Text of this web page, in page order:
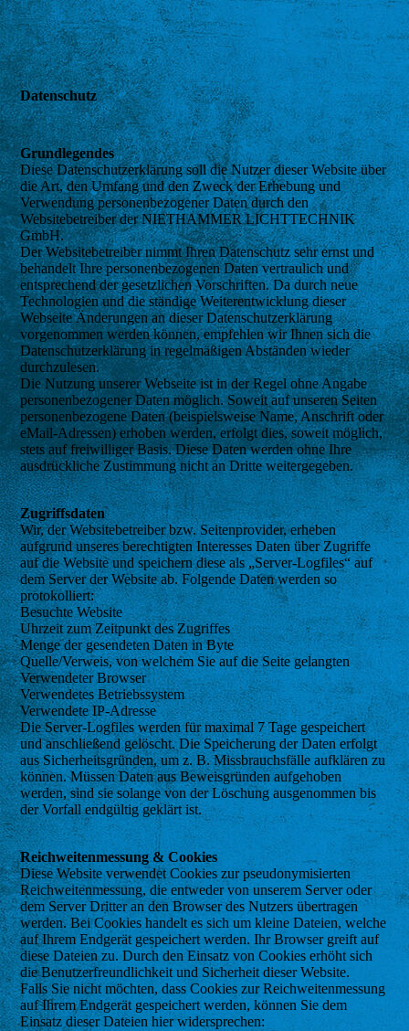
Datenschutz
Grundlegendes
Diese Datenschutzerklärung soll die Nutzer dieser Website über
die Art, den Umfang und den Zweck der Erhebung und
Verwendung personenbezogener Daten durch den
Websitebetreiber der NIETHAMMER LICHTTECHNIK
GmbH.
Der Websitebetreiber nimmt Ihren Datenschutz sehr ernst und
behandelt Ihre personenbezogenen Daten vertraulich und
entsprechend der gesetzlichen Vorschriften. Da durch neue
Technologien und die ständige Weiterentwicklung dieser
Webseite Änderungen an dieser Datenschutzerklärung
vorgenommen werden können, empfehlen wir Ihnen sich die
Datenschutzerklärung in regelmäßigen Abständen wieder
durchzulesen.
Die Nutzung unserer Webseite ist in der Regel ohne Angabe
personenbezogener Daten möglich. Soweit auf unseren Seiten
personenbezogene Daten (beispielsweise Name, Anschrift oder
eMail-Adressen) erhoben werden, erfolgt dies, soweit möglich,
stets auf freiwilliger Basis. Diese Daten werden ohne Ihre
ausdrückliche Zustimmung nicht an Dritte weitergegeben.
Zugriffsdaten
Wir, der Websitebetreiber bzw. Seitenprovider, erheben
aufgrund unseres berechtigten Interesses Daten über Zugriffe
auf die Website und speichern diese als „Server-Logfiles“ auf
dem Server der Website ab. Folgende Daten werden so
protokolliert:
Besuchte Website
Uhrzeit zum Zeitpunkt des Zugriffes
Menge der gesendeten Daten in Byte
Quelle/Verweis, von welchem Sie auf die Seite gelangten
Verwendeter Browser
Verwendetes Betriebssystem
Verwendete IP-Adresse
Die Server-Logfiles werden für maximal 7 Tage gespeichert
und anschließend gelöscht. Die Speicherung der Daten erfolgt
aus Sicherheitsgründen, um z. B. Missbrauchsfälle aufklären zu
können. Müssen Daten aus Beweisgründen aufgehoben
werden, sind sie solange von der Löschung ausgenommen bis
der Vorfall endgültig geklärt ist.
Reichweitenmessung & Cookies
Diese Website verwendet Cookies zur pseudonymisierten
Reichweitenmessung, die entweder von unserem Server oder
dem Server Dritter an den Browser des Nutzers übertragen
werden. Bei Cookies handelt es sich um kleine Dateien, welche
auf Ihrem Endgerät gespeichert werden. Ihr Browser greift auf
diese Dateien zu. Durch den Einsatz von Cookies erhöht sich
die Benutzerfreundlichkeit und Sicherheit dieser Website.
Falls Sie nicht möchten, dass Cookies zur Reichweitenmessung
auf Ihrem Endgerät gespeichert werden, können Sie dem
Einsatz dieser Dateien hier widersprechen: